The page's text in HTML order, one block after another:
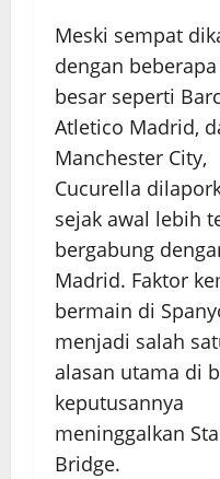
Meski sempat
dengan
besar seperti
Atletico Madrid,
Manchester City,
Cucurella
sejak awal lebih
bergabung
Madrid. Faktor
bermain di
menjadi salah
alasan utama di
keputusannya
meninggalkan
Bridge.